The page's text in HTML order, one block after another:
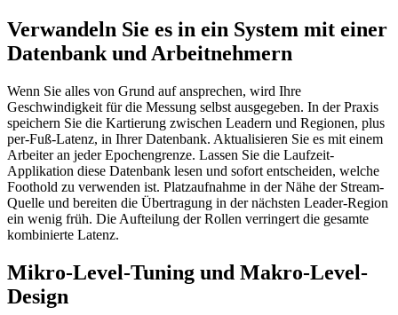
Verwandeln Sie es in ein System mit einer
Datenbank und Arbeitnehmern
Wenn Sie alles von Grund auf ansprechen, wird Ihre
Geschwindigkeit für die Messung selbst ausgegeben. In der Praxis
speichern Sie die Kartierung zwischen Leadern und Regionen, plus
per-Fuß-Latenz, in Ihrer Datenbank. Aktualisieren Sie es mit einem
Arbeiter an jeder Epochengrenze. Lassen Sie die Laufzeit-
Applikation diese Datenbank lesen und sofort entscheiden, welche
Foothold zu verwenden ist. Platzaufnahme in der Nähe der Stream-
Quelle und bereiten die Übertragung in der nächsten Leader-Region
ein wenig früh. Die Aufteilung der Rollen verringert die gesamte
kombinierte Latenz.
Mikro-Level-Tuning und Makro-Level-
Design